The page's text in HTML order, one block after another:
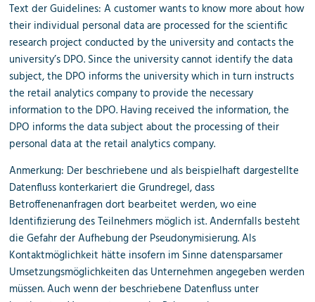
Text der Guidelines: A customer wants to know more about how
their individual personal data are processed for the scientific
research project conducted by the university and contacts the
university’s DPO. Since the university cannot identify the data
subject, the DPO informs the university which in turn instructs
the retail analytics company to provide the necessary
information to the DPO. Having received the information, the
DPO informs the data subject about the processing of their
personal data at the retail analytics company.
Anmerkung: Der beschriebene und als beispielhaft dargestellte
Datenfluss konterkariert die Grundregel, dass
Betroffenenanfragen dort bearbeitet werden, wo eine
Identifizierung des Teilnehmers möglich ist. Andernfalls besteht
die Gefahr der Aufhebung der Pseudonymisierung. Als
Kontaktmöglichkeit hätte insofern im Sinne datensparsamer
Umsetzungsmöglichkeiten das Unternehmen angegeben werden
müssen. Auch wenn der beschriebene Datenfluss unter